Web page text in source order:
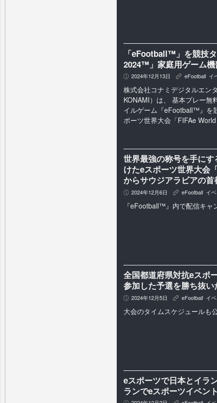
「eFootball™」を競技
2024™」家庭用ゲーム
P 2024年12月13日 K eFootball イ
株式会社コナミデジタルエン
KONAMI）は、 基本プレー無
イルゲーム『eFootball™』を
ポーツ世界大会「FIFAe
世界最強の称号を手に
けたeスポーツ世界大会
からサウジアラビアの
P 2024年12月6日 K eFootball イ
『eFootball™』内で配信キャ
全国都道府県対抗eスポ
参加した予選を勝ち抜
P 2024年12月5日 K eFootball イ
大会のタイムスケジュールも
eスポーツで日本とイラ
ランでeスポーツイベン